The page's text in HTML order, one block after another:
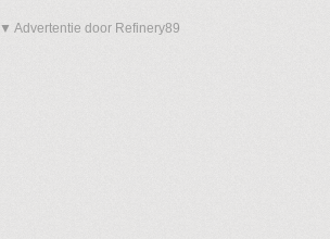
▼ Advertentie door Refinery89